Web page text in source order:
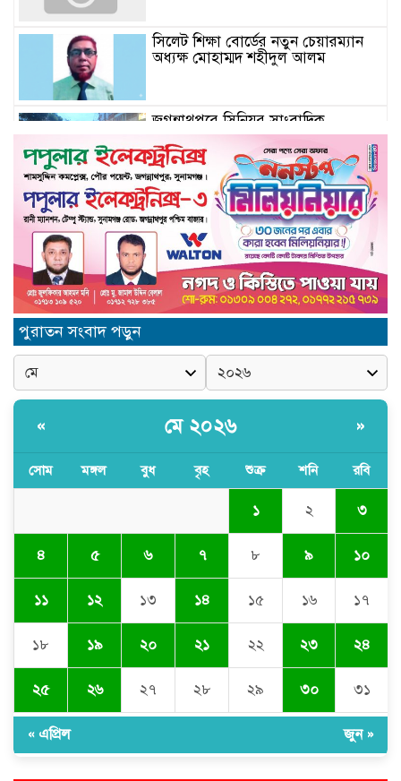
সিলেট শিক্ষা বোর্ডের নতুন চেয়ারম্যান
অধ্যক্ষ মোহাম্মদ শহীদুল আলম
জগন্নাথপুরে সিনিয়র সাংবাদিক
সানোয়ার হাসান সুনুকে নিয়ে কুরুচিপূর্ণ
মন্তব্যের প্রতিবাদে বিক্ষোভ মিছিল ও
প্রতিবাদ সভা
জগন্নাথপুরে সানোয়ার হাসান সুনুকে
নিয়ে কুরুচিপূর্ণ মন্তব্যের নিন্দা জানালো
বিএনপি
জগন্নাথপুরে হত্যা মামলার আসামিদের
বাড়িঘরে হামলা-লুটপাটের অভিযোগ
জগন্নাথপুর প্রেসক্লাবের সাধারণ সম্পাদক
সানোয়ার হাসান সুনুকে নিয়ে কুরুচিপূর্ণ
নিহতদের পরিবারের পাশে এডভোকেট
ইয়াসিন খান
জগন্নাথপুরে গৃহবধূর ঝুলন্ত লাশ উদ্ধার,
স্বজনদের দাবি হত্যা
পুরাতন সংবাদ পড়ুন
« মে ২০২৬ »
সোম মঙ্গল বুধ বৃহ শুক্র শনি রবি
১ ২ ৩
৪ ৫ ৬ ৭ ৮ ৯ ১০
১১ ১২ ১৩ ১৪ ১৫ ১৬ ১৭
১৮ ১৯ ২০ ২১ ২২ ২৩ ২৪
২৫ ২৬ ২৭ ২৮ ২৯ ৩০ ৩১
« এপ্রিল জুন »